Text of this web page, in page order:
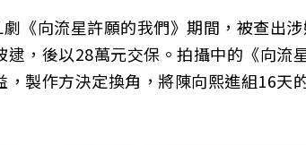
《向流星許願的我們》期間，被查出
，後以28萬元交保。拍攝中的《向流
製作方決定換角，將陳向熙進組16天